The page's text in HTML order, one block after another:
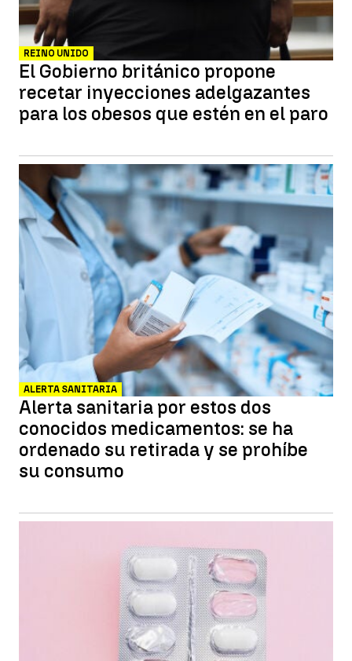
REINO UNIDO
El Gobierno británico propone
recetar inyecciones adelgazantes
para los obesos que estén en el paro
ALERTA SANITARIA
Alerta sanitaria por estos dos
conocidos medicamentos: se ha
ordenado su retirada y se prohíbe
su consumo